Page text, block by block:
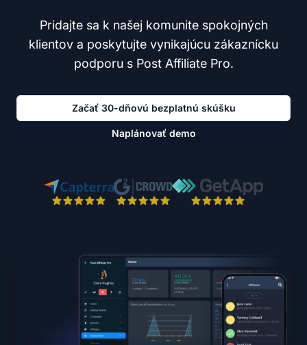
Pridajte sa k našej komunite spokojných
klientov a poskytujte vynikajúcu zákaznícku
podporu s Post Affiliate Pro.
Začať 30-dňovú bezplatnú skúšku
Naplánovať demo